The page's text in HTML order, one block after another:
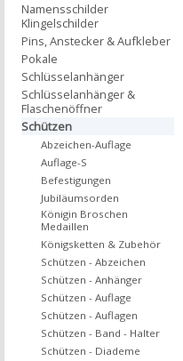
Namensschilder
Klingelschilder
Pins, Anstecker & Aufkleber
Pokale
Schlüsselanhänger
Schlüsselanhänger &
Flaschenöffner
Schützen
Abzeichen-Auflage
Auflage-S
Befestigungen
Jubiläumsorden
Königin Broschen
Medaillen
Königsketten & Zubehör
Schützen - Abzeichen
Schützen - Anhänger
Schützen - Auflage
Schützen - Auflagen
Schützen - Band - Halter
Schützen - Diademe